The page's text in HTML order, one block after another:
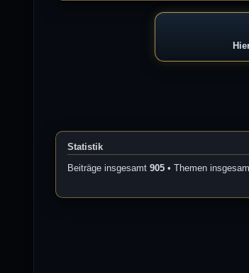
Statistik
Beiträge insgesamt905 • Themen